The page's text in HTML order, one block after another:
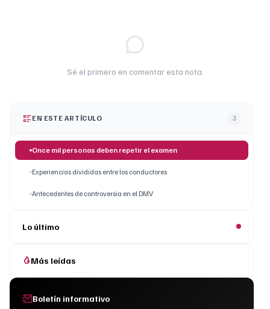
Sé el primero en comentar esta nota.
EN ESTE ARTÍCULO 3
Once mil personas deben repetir el examen
Experiencias divididas entre los conductores
Antecedentes de controversia en el DMV
Lo último
Más leídas
Boletín informativo